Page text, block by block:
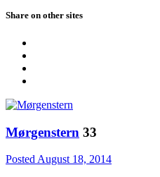
Share on other sites
Mørgenstern 33
Posted August 18, 2014